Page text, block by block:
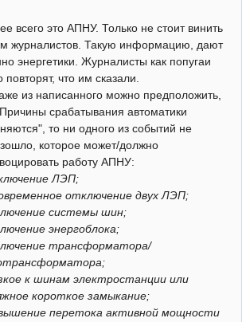
всего это АПНУ. Только не стоит винить
журналистов. Такую информацию, дают
энергетики. Журналисты как попугаи
повторят, что им сказали.
из написанного можно предположить,
срабатывания автоматики
то ни одного из событий не
которое может/должно
работу АПНУ:
ЛЭП;
отключение двух ЛЭП;
системы шин;
энергоблока;
трансформатора/
к шинам электростанции или
короткое замыкание;
перетока активной мощности